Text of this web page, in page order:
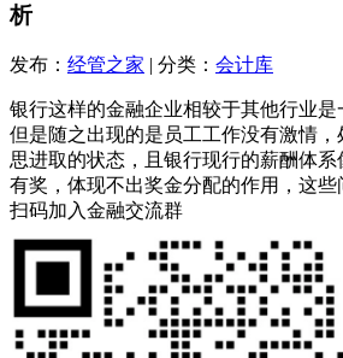
析
发布： 经管之家 | 分类： 会计库
银行这样的金融企业相较于其他行业是
但是随之出现的是员工工作没有激情
思进取的状态，且银行现行的薪酬体系
有奖，体现不出奖金分配的作用，这些
扫码加入金融交流群